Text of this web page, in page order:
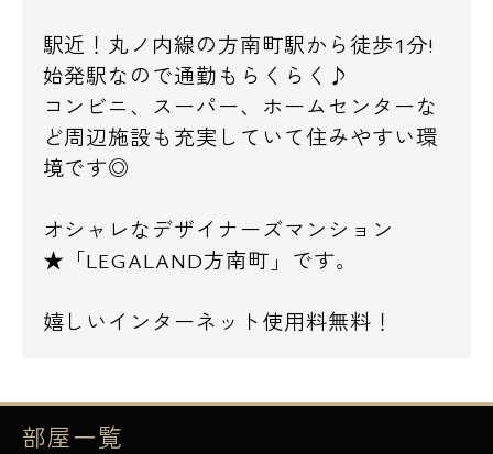
駅近！丸ノ内線の方南町駅から徒歩1分!
始発駅なので通勤もらくらく♪
コンビニ、スーパー、ホームセンターな
ど周辺施設も充実していて住みやすい環
境です◎
オシャレなデザイナーズマンション
★「LEGALAND方南町」です。
嬉しいインターネット使用料無料！
部屋一覧